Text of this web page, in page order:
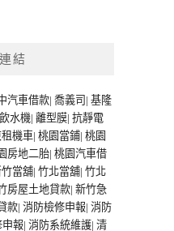
結
汽車借款| 喬義司 | 基隆
飲水機| 離型膜| 抗靜電
機車| 桃園當鋪| 桃園
房地二胎| 桃園汽車借
當舖| 竹北當舖| 竹北
房屋土地貸款| 新竹急
款| 消防檢修申報| 消防
申報| 消防系統維護| 清